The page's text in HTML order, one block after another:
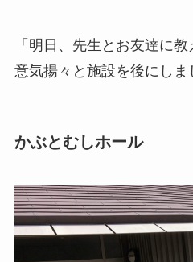
「明日、先生とお友達に
意気揚々と施設を後にしま
かぶとむしホール